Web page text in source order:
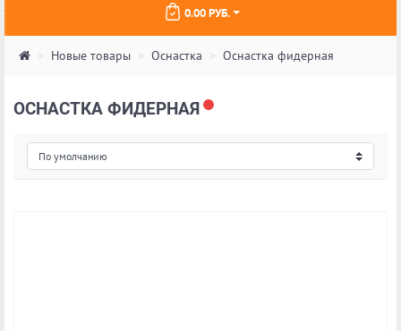
0.00 РУБ.
Новые товары Оснастка Оснастка фидерная
ОСНАСТКА ФИДЕРНАЯ